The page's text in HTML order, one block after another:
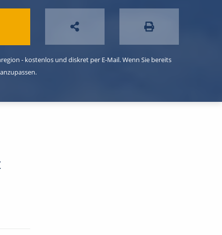
- kostenlos und diskret per E-Mail. Wenn Sie bereits